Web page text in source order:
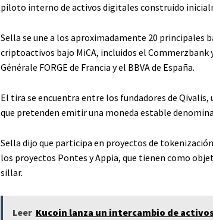
piloto interno de activos digitales construido
Sella se une a los aproximadamente 20 principales
criptoactivos bajo MiCA, incluidos el Commerzbank
Générale FORGE de Francia y el BBVA de España.
El tira se encuentra entre los fundadores de Qivalis,
que pretenden emitir una moneda estable
Sella dijo que participa en proyectos de
los proyectos Pontes y Appia, que tienen como
sillar.
Leer Kucoin lanza un intercambio de